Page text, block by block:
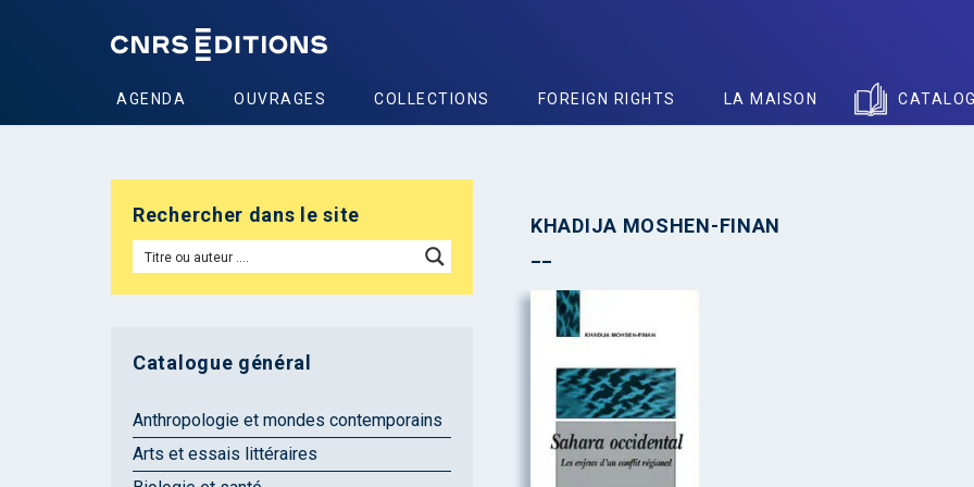
AGENDA OUVRAGES COLLECTIONS FOREIGN RIGHTS LA MAISON
KHADIJA MOSHEN-FINAN
Rechercher dans le site
Catalogue général
Anthropologie et mondes contemporains
Arts et essais littéraires